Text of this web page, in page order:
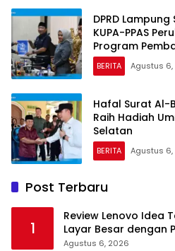
DPRD
KUPA-PPAS
Program
BERITA Agustus
Hafal Surat Al-
Raih Hadiah
Selatan
BERITA Agustus
Post Terbaru
1
Review Lenovo Idea
Layar Besar dengan
dan Keyboard dalam
Agustus 6, 2026